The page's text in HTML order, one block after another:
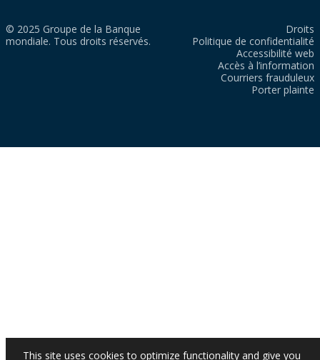
© 2025 Groupe de la Banque
mondiale. Tous droits réservés.
Droits
Politique de confidentialité
Accessibilité web
Accès à l’information
Courriers frauduleux
Porter plainte
This site uses cookies to optimize functionality and give you